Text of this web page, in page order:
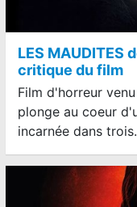
LES MAUDITES
critique du film
Film d'horreur
plonge au coeur
incarnée dans